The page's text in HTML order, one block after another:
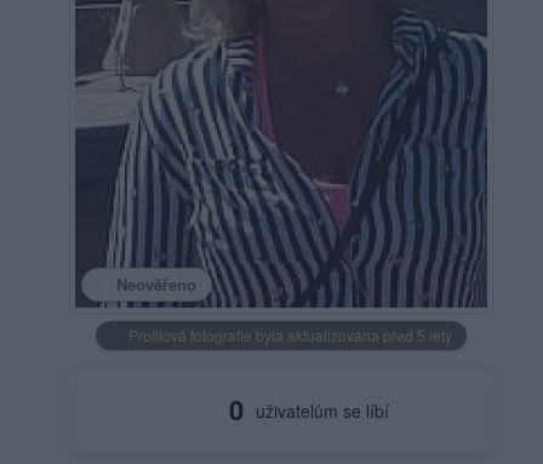
Neověřeno
Profilová fotografie byla aktualizována před 5 lety
0 uživatelům se líbí